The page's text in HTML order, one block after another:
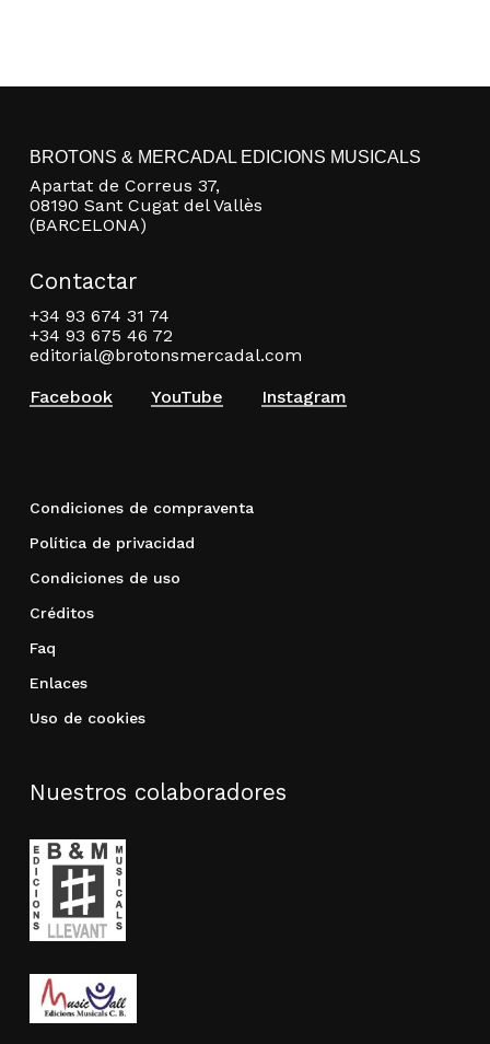
BROTONS & MERCADAL EDICIONS MUSICALS
Apartat de Correus 37,
08190 Sant Cugat del Vallès
(BARCELONA)
Contactar
+34 93 674 31 74
+34 93 675 46 72
editorial@brotonsmercadal.com
Facebook
YouTube Instagram
Condiciones de compraventa
Política de privacidad
Condiciones de uso
Créditos
Faq
Enlaces
Uso de cookies
Nuestros colaboradores